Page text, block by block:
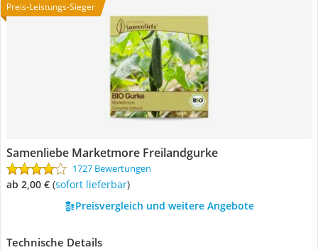
Preis-Leistungs-Sieger
Samenliebe Marketmore Freilandgurke
1727 Bewertungen
ab 2,00 € ( Sofort lieferbar)
Preisvergleich und weitere Angebote
Technische Details